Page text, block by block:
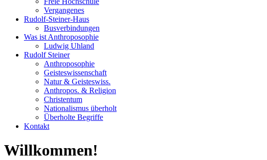
Vergangenes
Rudolf-Steiner-Haus
Busverbindungen
Was ist Anthroposophie
Ludwig Uhland
Rudolf Steiner
Anthroposophie
Geisteswissenschaft
Natur & Geisteswiss.
Anthropos. & Religion
Christentum
Nationalismus überholt
Überholte Begriffe
Kontakt
Willkommen!